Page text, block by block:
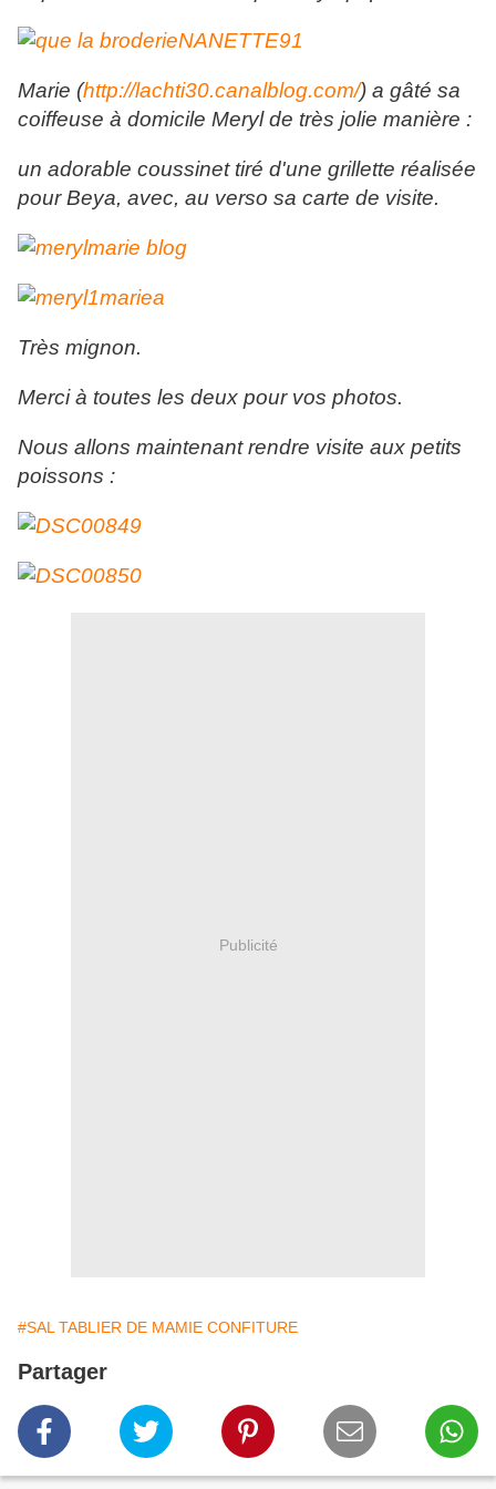
Marie (http://lachti30.canalblog.com/) a gâté sa
coiffeuse à domicile Meryl de très jolie manière :
un adorable coussinet tiré d'une grillette réalisée
pour Beya, avec, au verso sa carte de visite.
Très mignon.
Merci à toutes les deux pour vos photos.
Nous allons maintenant rendre visite aux petits
poissons :
Publicité
#SAL TABLIER DE MAMIE CONFITURE
Partager